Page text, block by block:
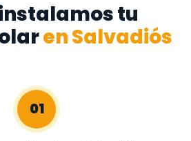
tu
en Salvadiós
01